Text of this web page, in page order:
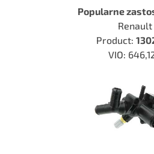
Popularne
Renault
Product:
VIO: